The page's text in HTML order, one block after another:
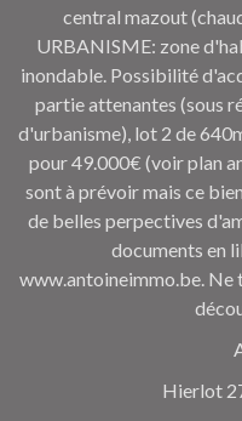
central mazout
URBANISME: zone
inondable. Possibilité
partie attenantes (sous
d'urbanisme), lot 2 de
pour 49.000€ (voir plan
sont à prévoir mais ce
de belles perpectives
documents en
www.antoineimmo.be. Ne
Hierlot